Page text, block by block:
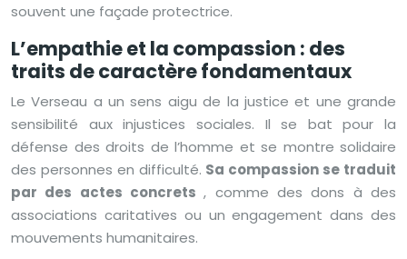
souvent une façade protectrice.
L’empathie et la compassion : des
traits de caractère fondamentaux
Le Verseau a un sens aigu de la justice et une grande
sensibilité aux injustices sociales. Il se bat pour la
défense des droits de l’homme et se montre solidaire
des personnes en difficulté. Sa compassion se traduit
par des actes concrets, comme des dons à des
associations caritatives ou un engagement dans des
mouvements humanitaires.